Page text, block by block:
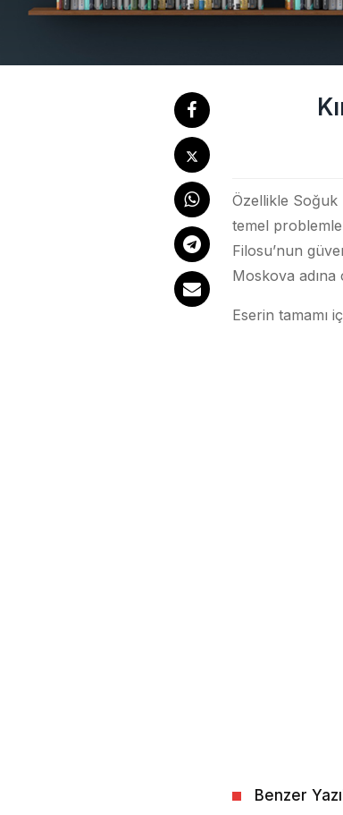
Özellikle Soğuk
temel
Filosu’nun
Moskova
Eserin tamamı
Benzer